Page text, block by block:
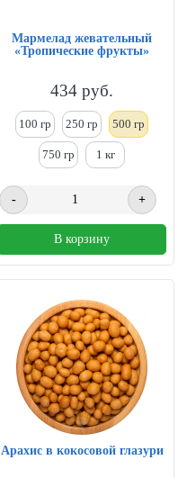
Мармелад жевательный
«Тропические фрукты»
434 руб.
100 гр 250 гр 500 гр
750 гр 1 кг
- +
В корзину
Арахис в кокосовой глазури